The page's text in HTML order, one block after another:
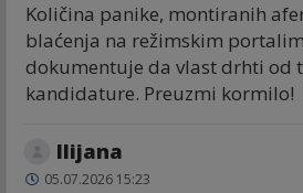
Količina panike, montiranih
blaćenja na režimskim
dokumentuje da vlast drhti od
kandidature. Preuzmi kormilo!
Ilijana
05.07.2026 15:23